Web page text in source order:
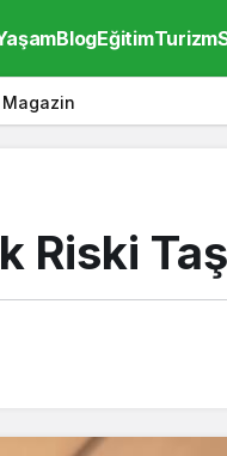
BlogEğitimTurizm
Magazin
Riski